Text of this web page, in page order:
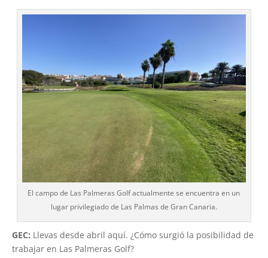
El campo de Las Palmeras Golf actualmente se encuentra en un
lugar privilegiado de Las Palmas de Gran Canaria.
GEC: Llevas desde abril aquí. ¿Cómo surgió la posibilidad de
trabajar en Las Palmeras Golf?